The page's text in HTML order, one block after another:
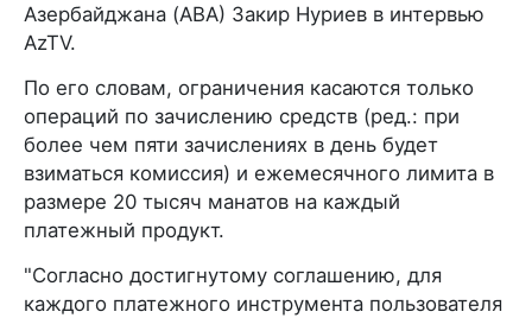
Азербайджана (ABA) Закир Нуриев в интервью
AzTV.
По его словам, ограничения касаются только
операций по зачислению средств (ред.: при
более чем пяти зачислениях в день будет
взиматься комиссия) и ежемесячного лимита в
размере 20 тысяч манатов на каждый
платежный продукт.
"Согласно достигнутому соглашению, для
каждого платежного инструмента пользователя